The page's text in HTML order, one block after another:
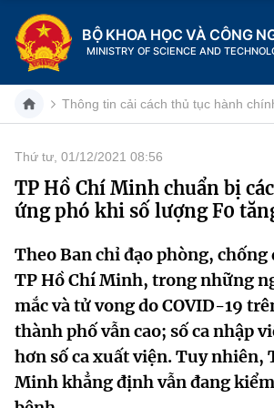
BỘ KHOA HỌC VÀ CÔNG
MINISTRY OF SCIENCE AND
Danh mục
Trang chủ
Giới thiệu
Chức năng nhiệm vụ
Cơ cấu tổ chức
Lịch sử phát triển
Tin tức sự kiện
Khoa học và Công nghệ
Đổi mới sáng tạo
Dịch vụ công
Hệ thống văn bản
Thông tin cải cách thủ tục hành
Thứ tư, 01/12/2021 08:56
TP Hồ Chí Minh chuẩn bị
ứng phó khi số lượng F0
Theo Ban chỉ đạo phòng, chống
TP Hồ Chí Minh, trong những
mắc và tử vong do COVID-19
thành phố vẫn cao; số ca nhập
hơn số ca xuất viện. Tuy nhiên,
Minh khẳng định vẫn đang